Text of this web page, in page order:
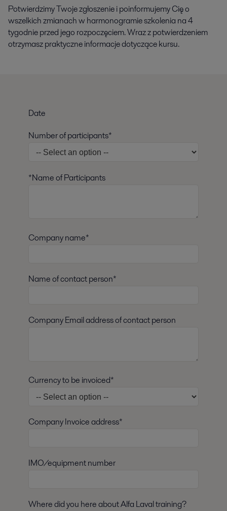
Potwierdzimy Twoje zgłoszenie i poinformujemy Cię o
wszelkich zmianach w harmonogramie szkolenia na 4
tygodnie przed jego rozpoczęciem. Wraz z potwierdzeniem
otrzymasz praktyczne informacje dotyczące kursu.
Date
Number of participants*
*Name of Participants
Company name*
Name of contact person*
Company Email address of contact person
Currency to be invoiced*
Company Invoice address*
IMO/equipment number
Where did you here about Alfa Laval training?